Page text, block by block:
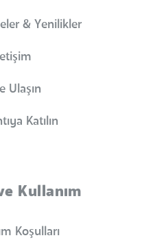
& Yenilikler
İletişim
Ulaşın
Katılın
Kullanım
Koşulları